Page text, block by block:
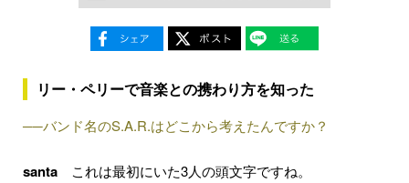
リー・ペリーで音楽との携わり方を知った
──バンド名のS.A.R.はどこから考えたんですか？
santa これは最初にいた3人の頭文字ですね。